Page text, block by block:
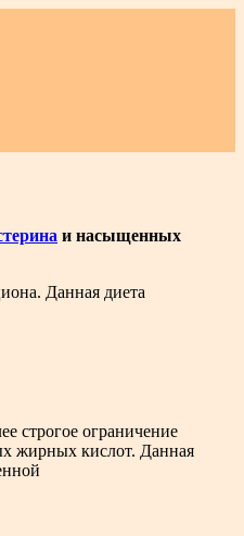
и насыщенных
Данная диета
строгое ограничение
жирных кислот. Данная